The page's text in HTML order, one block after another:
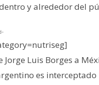
y alrededor del
Luis Borges a
es interceptado